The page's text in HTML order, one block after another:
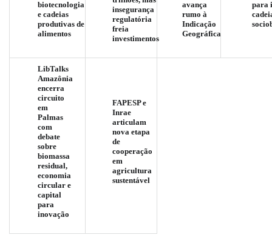
biotecnologia
e cadeias
produtivas de
alimentos
insegurança
regulatória
freia
investimentos
avança
rumo à
Indicação
Geográfica
para
LibTalks
Amazônia
encerra
circuito
em
Palmas
com
debate
sobre
biomassa
residual,
economia
circular e
capital
para
inovação
FAPESP e
Inrae
articulam
nova etapa
de
cooperação
em
agricultura
sustentável